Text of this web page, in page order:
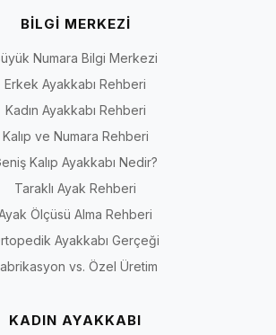
BİLGİ MERKEZİ
Numara Bilgi Merkezi
Erkek Ayakkabı Rehberi
Kadın Ayakkabı Rehberi
Kalıp ve Numara Rehberi
Kalıp Ayakkabı Nedir?
Taraklı Ayak Rehberi
Ölçüsü Alma Rehberi
Ayakkabı Gerçeği
vs. Özel Üretim
KADIN AYAKKABI